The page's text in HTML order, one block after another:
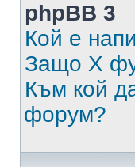
phpBB 3
Кой е
Защо X
Към кой
форум?